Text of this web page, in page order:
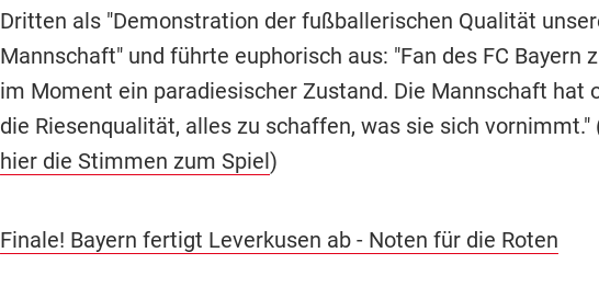
Dritten als "Demonstration der fußballerischen Qualität
Mannschaft" und führte euphorisch aus: "Fan des FC Bayern
im Moment ein paradiesischer Zustand. Die Mannschaft hat
die Riesenqualität, alles zu schaffen, was sie sich vornimmt."
hier die Stimmen zum Spiel)
Finale! Bayern fertigt Leverkusen ab - Noten für die Roten